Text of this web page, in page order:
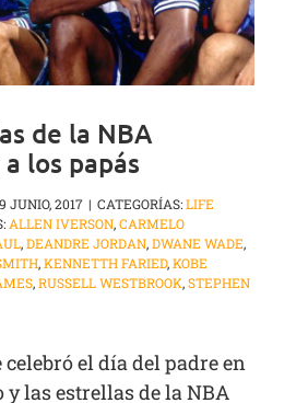
de la NBA
los papás
JUNIO, 2017 | CATEGORÍAS:LIFE
ALLEN IVERSON,CARMELO
,DEANDRE JORDAN,DWANE WADE,
,KENNETTH FARIED,KOBE
,RUSSELL WESTBROOK,STEPHEN
el día del padre en
y las estrellas de la NBA